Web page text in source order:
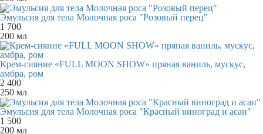
Эмульсия для тела Молочная роса "Розовый перец"
1 700
200 мл
Крем-сияние «FULL MOON SHOW» пряная ваниль, мускус,
амбра, ром
2 400
250 мл
Эмульсия для тела Молочная роса "Красный виноград и асаи"
1 500
200 мл